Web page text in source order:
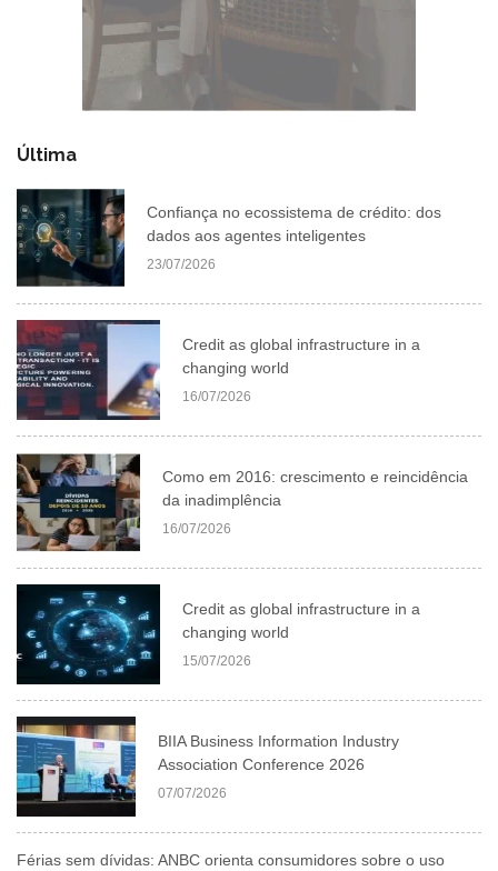
Última
Confiança no ecossistema de crédito: dos
dados aos agentes inteligentes
23/07/2026
Credit as global infrastructure in a
changing world
16/07/2026
Como em 2016: crescimento e reincidência
da inadimplência
16/07/2026
Credit as global infrastructure in a
changing world
15/07/2026
BIIA Business Information Industry
Association Conference 2026
07/07/2026
Férias sem dívidas: ANBC orienta consumidores sobre o uso